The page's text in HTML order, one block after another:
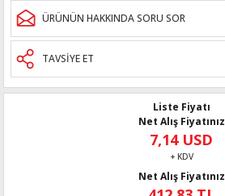
ÜRÜNÜN HAKKINDA SORU SOR
TAVSİYE ET
Liste Fiyatı
Net Alış Fiyatınız
7,14 USD
+ KDV
Net Alış Fiyatınız